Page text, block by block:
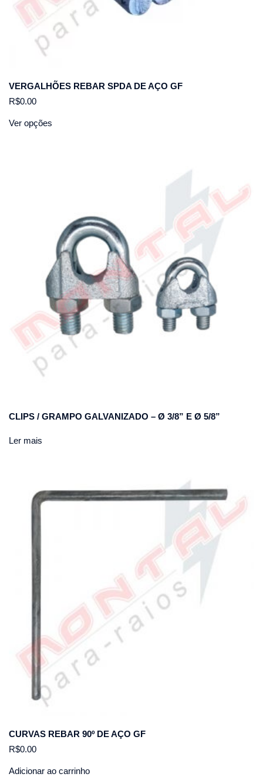
VERGALHÕES REBAR SPDA DE AÇO GF
R$0.00
Ver opções
CLIPS / GRAMPO GALVANIZADO – Ø 3/8” E Ø 5/8”
Ler mais
CURVAS REBAR 90º DE AÇO GF
R$0.00
Adicionar ao carrinho